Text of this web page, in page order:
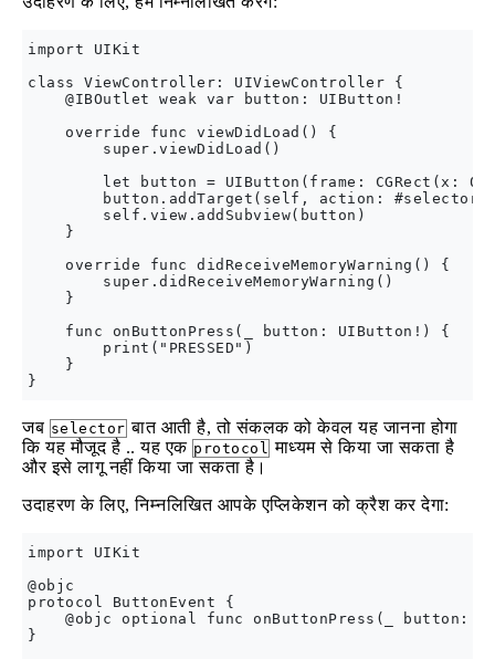
import UIKit
class ViewController: UIViewController {
    @IBOutlet weak var button: UIButton!
    override func viewDidLoad() {
        super.viewDidLoad()
let button = UIButton(frame: CGRect(x:
button.addTarget(self, action:
        self.view.addSubview(button)
    }
    override func didReceiveMemoryWarning() {
        super.didReceiveMemoryWarning()
    }
    func onButtonPress(_ button: UIButton!) {
        print("PRESSED")
    }
जब selector बात आती है, तो संकलक को केवल यह जानना होगा
कि यह मौजूद है .. यह एक protocol माध्यम से किया जा सकता है
और इसे लागू नहीं किया जा सकता है।
उदाहरण के लिए, निम्नलिखित आपके एप्लिकेशन को क्रैश कर देगा:
import UIKit
@objc
protocol ButtonEvent {
@objc optional func onButtonPress(_ button:
}